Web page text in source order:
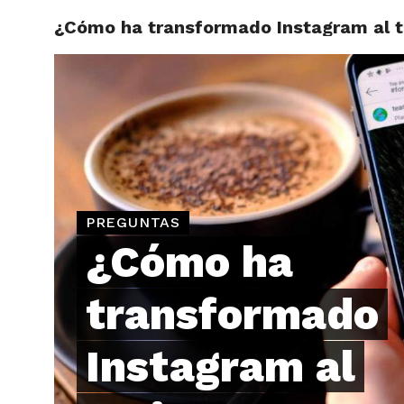
¿Cómo ha transformado Instagram al
PREGUNTAS
¿Cómo ha
transformado
Instagram al